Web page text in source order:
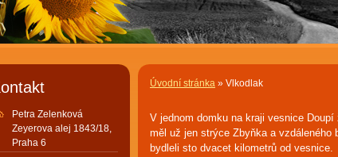
Úvodní stránka » Vlkodlak
V jednom domku na kraji vesnice
měl už jen strýce Zbyňka a vzdáleného
bydleli sto dvacet kilometrů od vesnice.
Petra Zelenková
Zeyerova alej 1843/18,
Praha 6